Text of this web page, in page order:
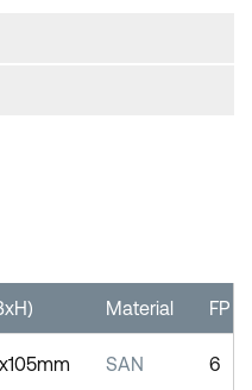
Material FP
SAN 6